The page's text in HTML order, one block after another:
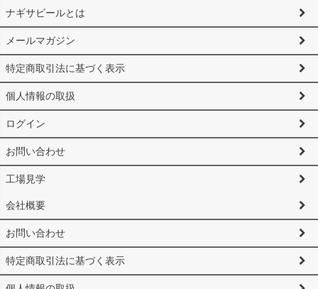
ナギサビールとは
メールマガジン
特定商取引法に基づく表示
個人情報の取扱
ログイン
お問い合わせ
工場見学
会社概要
お問い合わせ
特定商取引法に基づく表示